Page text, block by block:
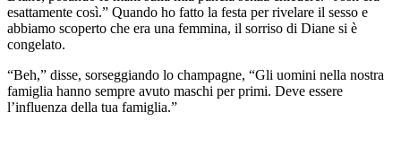
esattamente così.” Quando ho fatto la festa per rivelare il sesso e
abbiamo scoperto che era una femmina, il sorriso di Diane si è
congelato.
“Beh,” disse, sorseggiando lo champagne, “Gli uomini nella nostra
famiglia hanno sempre avuto maschi per primi. Deve essere
l’influenza della tua famiglia.”